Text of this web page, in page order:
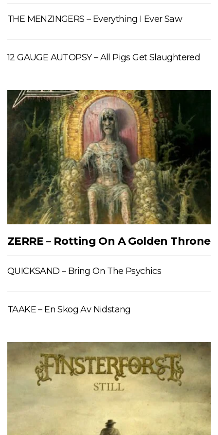
THE MENZINGERS – Everything I Ever Saw
12 GAUGE AUTOPSY – All Pigs Get Slaughtered
ZERRE – Rotting On A Golden Throne
QUICKSAND – Bring On The Psychics
TAAKE – En Skog Av Nidstang